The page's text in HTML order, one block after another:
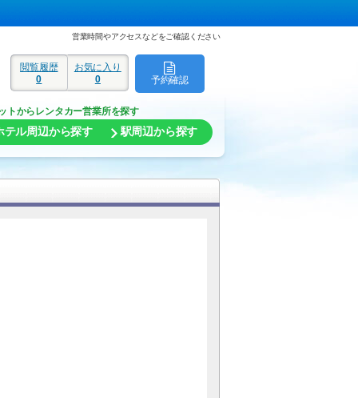
営業時間やアクセスなどをご確認ください
予約確認
閲覧履歴
0
お気に入り
0
トからレンタカー営業所を探す
テル周辺から探す 駅周辺から探す